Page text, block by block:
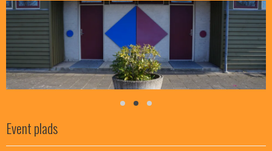
Event plads